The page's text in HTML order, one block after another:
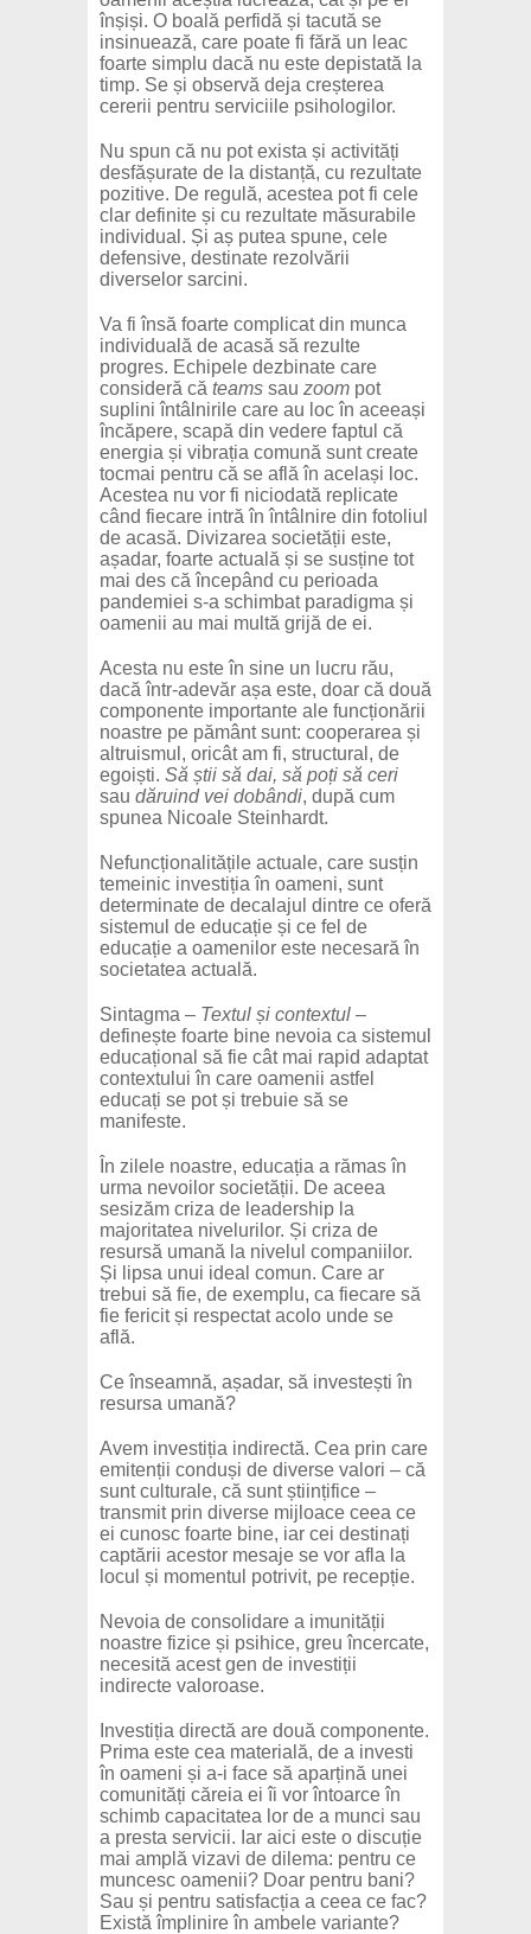
înșiși. O boală perfidă și tacută se
insinuează, care poate fi fără un leac
foarte simplu dacă nu este depistată la
timp. Se și observă deja creșterea
cererii pentru serviciile psihologilor.
Nu spun că nu pot exista și activități
desfășurate de la distanță, cu rezultate
pozitive. De regulă, acestea pot fi cele
clar definite și cu rezultate măsurabile
individual. Și aș putea spune, cele
defensive, destinate rezolvării
diverselor sarcini.
Va fi însă foarte complicat din munca
individuală de acasă să rezulte
progres. Echipele dezbinate care
consideră că teams sau zoom pot
suplini întâlnirile care au loc în aceeași
încăpere, scapă din vedere faptul că
energia și vibrația comună sunt create
tocmai pentru că se află în același loc.
Acestea nu vor fi niciodată replicate
când fiecare intră în întâlnire din fotoliul
de acasă. Divizarea societății este,
așadar, foarte actuală și se susține tot
mai des că începând cu perioada
pandemiei s-a schimbat paradigma și
oamenii au mai multă grijă de ei.
Acesta nu este în sine un lucru rău,
dacă într-adevăr așa este, doar că două
componente importante ale funcționării
noastre pe pământ sunt: cooperarea și
altruismul, oricât am fi, structural, de
egoiști. Să știi să dai, să poți să ceri
sau dăruind vei dobândi, după cum
spunea Nicoale Steinhardt.
Nefuncționalitățile actuale, care susțin
temeinic investiția în oameni, sunt
determinate de decalajul dintre ce oferă
sistemul de educație și ce fel de
educație a oamenilor este necesară în
societatea actuală.
Sintagma – Textul și contextul –
definește foarte bine nevoia ca sistemul
educațional să fie cât mai rapid adaptat
contextului în care oamenii astfel
educați se pot și trebuie să se
manifeste.
În zilele noastre, educația a rămas în
urma nevoilor societății. De aceea
sesizăm criza de leadership la
majoritatea nivelurilor. Și criza de
resursă umană la nivelul companiilor.
Și lipsa unui ideal comun. Care ar
trebui să fie, de exemplu, ca fiecare să
fie fericit și respectat acolo unde se
află.
Ce înseamnă, așadar, să investești în
resursa umană?
Avem investiția indirectă. Cea prin care
emitenții conduși de diverse valori – că
sunt culturale, că sunt științifice –
transmit prin diverse mijloace ceea ce
ei cunosc foarte bine, iar cei destinați
captării acestor mesaje se vor afla la
locul și momentul potrivit, pe recepție.
Nevoia de consolidare a imunității
noastre fizice și psihice, greu încercate,
necesită acest gen de investiții
indirecte valoroase.
Investiția directă are două componente.
Prima este cea materială, de a investi
în oameni și a-i face să aparțină unei
comunități căreia ei îi vor întoarce în
schimb capacitatea lor de a munci sau
a presta servicii. Iar aici este o discuție
mai amplă vizavi de dilema: pentru ce
muncesc oamenii? Doar pentru bani?
Sau și pentru satisfacția a ceea ce fac?
Există împlinire în ambele variante?